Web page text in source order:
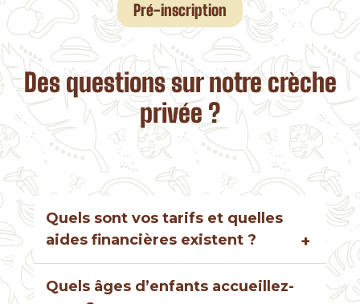
Pré-inscription
Des questions sur notre crèche
privée ?
Quels sont vos tarifs et quelles
aides financières existent ?
et le nombre de jours. Des aides
Quels âges d’enfants accueillez-